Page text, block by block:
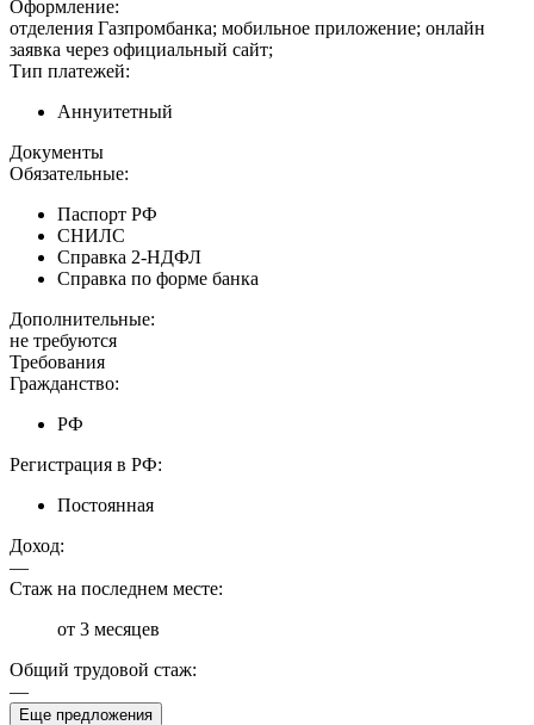
Оформление:
отделения Газпромбанка; мобильное приложение; онлайн
заявка через официальный сайт;
Тип платежей:
Аннуитетный
Документы
Обязательные:
Паспорт РФ
СНИЛС
Справка 2-НДФЛ
Справка по форме банка
Дополнительные:
не требуются
Требования
Гражданство:
РФ
Регистрация в РФ:
Постоянная
Доход:
—
Стаж на последнем месте:
от 3 месяцев
Общий трудовой стаж:
—
Еще предложения